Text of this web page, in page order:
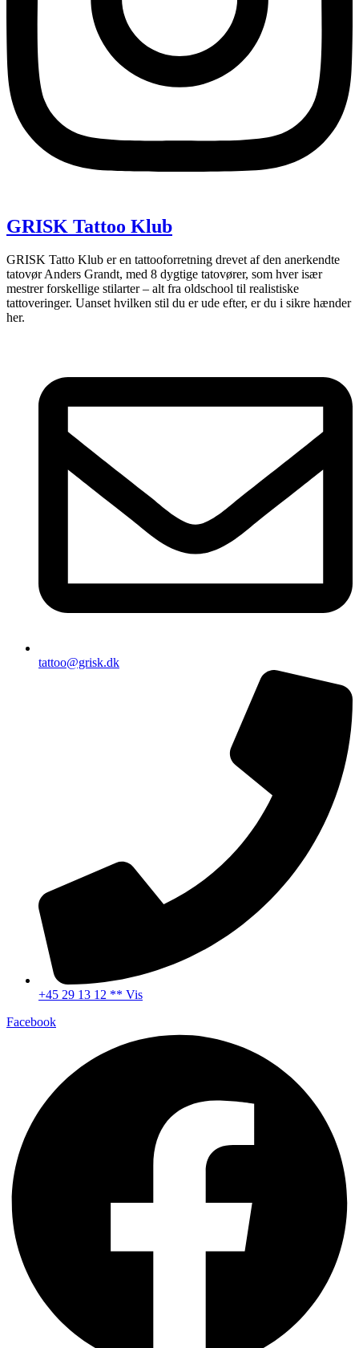
GRISK Tattoo Klub
GRISK Tatto Klub er en tattooforretning drevet af den anerkendte
tatovør Anders Grandt, med 8 dygtige tatovører, som hver især
mestrer forskellige stilarter – alt fra oldschool til realistiske
tattoveringer. Uanset hvilken stil du er ude efter, er du i sikre hænder
her.
tattoo@grisk.dk
+45 29 13 12 ** Vis
Facebook